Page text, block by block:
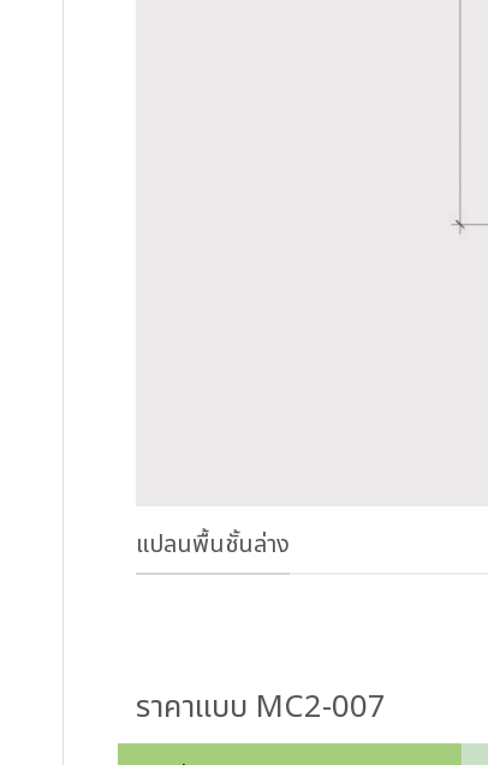
แปลนพื้นชั้นล่าง
ราคาแบบ MC2-007